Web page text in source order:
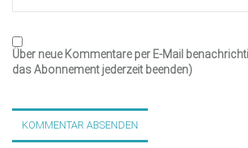
Über neue Kommentare per E-Mail
das Abonnement jederzeit beenden)
KOMMENTAR ABSENDEN